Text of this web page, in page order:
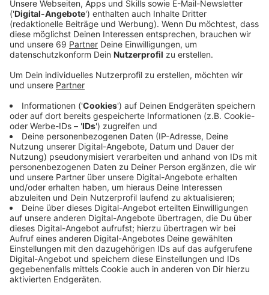
Veröffentlicht:Dienstag, 18.03.2025 13:00
Anzeige
Ein:e unbekannte:r Täter:in hat in der Zeit vom
25.09.2024 bis zum 19.01.2025 im Stadtgebiet von
Münster mehrere Hauswände und Mauern in
unterschiedlichen Farben beschädigt.
Anzeige
Der oder die Unbekannte beschmierte allein im Bereich
von Melchersstraße und Finkenstraße 22-mal nahezu
übereinstimmende Motive auf Hauswände oder
öffentliche Mauern.
Anzeige